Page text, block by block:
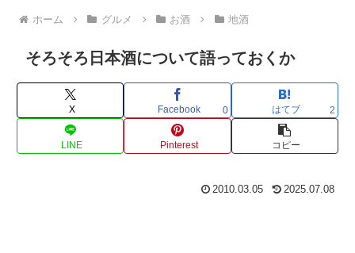
ホーム グルメ お酒 地酒
そろそろ日本酒について語っておくか
X Facebook 0 はてブ 2
LINE Pinterest コピー
2010.03.05 2025.07.08